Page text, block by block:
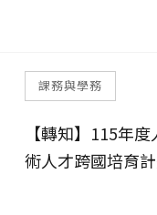
課務與學務
【轉知】115年
術人才跨國培育